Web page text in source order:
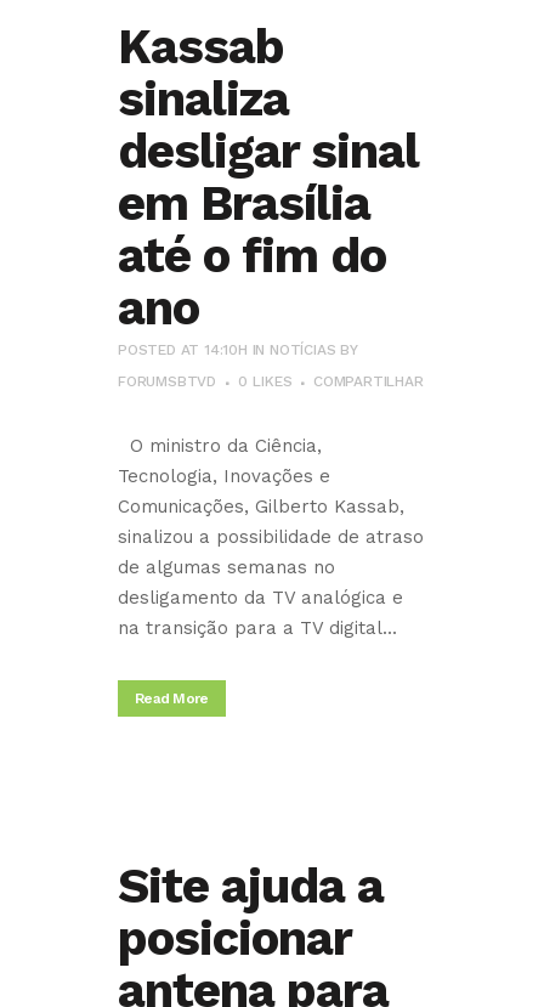
Kassab
sinaliza
desligar sinal
em Brasília
até o fim do
ano
POSTED AT 14:10H IN NOTÍCIAS BY
FORUMSBTVD
0 LIKES COMPARTILHAR
O ministro da Ciência,
Tecnologia, Inovações e
Comunicações, Gilberto Kassab,
sinalizou a possibilidade de atraso
de algumas semanas no
desligamento da TV analógica e
na transição para a TV digital...
Read More
Site ajuda a
posicionar
antena para